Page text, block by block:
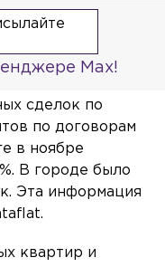
Max!
сделок по
по договорам
в ноябре
В городе было
Эта информация
квартир и